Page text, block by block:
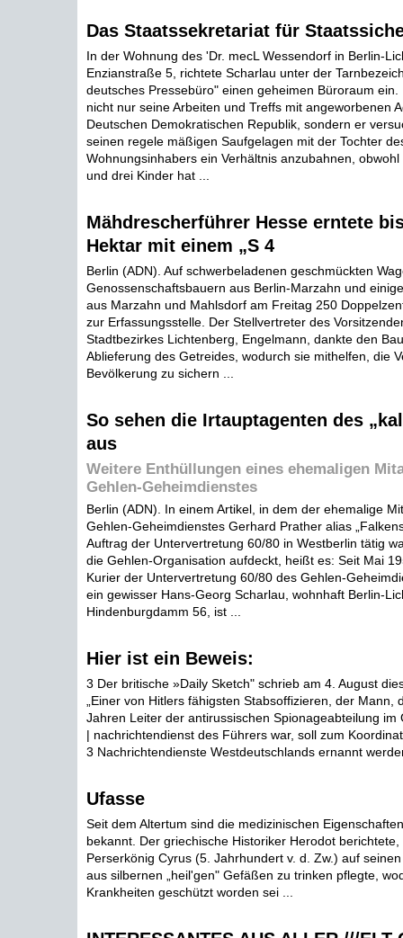
Das Staatssekretariat für
In der Wohnung des 'Dr. mecL Wessendorf in Berlin-
Enzianstraße 5, richtete Scharlau unter der
deutsches Pressebüro" einen geheimen Büroraum ein.
nicht nur seine Arbeiten und Treffs mit angeworbenen
Deutschen Demokratischen Republik, sondern er
seinen regele mäßigen Saufgelagen mit der Tochter
Wohnungsinhabers ein Verhältnis anzubahnen,
und drei Kinder hat ...
Mähdrescherführer Hesse erntete
Hektar mit einem „S 4
Berlin (ADN). Auf schwerbeladenen geschmückten
Genossenschaftsbauern aus Berlin-Marzahn und
aus Marzahn und Mahlsdorf am Freitag 250
zur Erfassungsstelle. Der Stellvertreter des
Stadtbezirkes Lichtenberg, Engelmann, dankte den
Ablieferung des Getreides, wodurch sie mithelfen, die
Bevölkerung zu sichern ...
So sehen die Irtauptagenten des
aus
Weitere Enthüllungen eines ehemaligen
Gehlen-Geheimdienstes
Berlin (ADN). In einem Artikel, in dem der ehemalige
Gehlen-Geheimdienstes Gerhard Prather alias
Auftrag der Untervertretung 60/80 in Westberlin tätig
die Gehlen-Organisation aufdeckt, heißt es: Seit Mai
Kurier der Untervertretung 60/80 des Gehlen-
ein gewisser Hans-Georg Scharlau, wohnhaft Berlin-
Hindenburgdamm 56, ist ...
Hier ist ein Beweis:
3 Der britische »Daily Sketch" schrieb am 4. August
„Einer von Hitlers fähigsten Stabsoffizieren, der Mann,
Jahren Leiter der antirussischen Spionageabteilung im
| nachrichtendienst des Führers war, soll zum
3 Nachrichtendienste Westdeutschlands ernannt
Ufasse
Seit dem Altertum sind die medizinischen
bekannt. Der griechische Historiker Herodot
Perserkönig Cyrus (5. Jahrhundert v. d. Zw.) auf
aus silbernen „heil'gen" Gefäßen zu trinken pflegte,
Krankheiten geschützt worden sei ...